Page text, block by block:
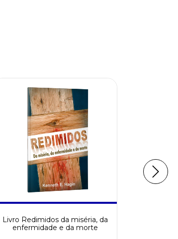
Livro Redimidos da miséria, da
enfermidade e da morte